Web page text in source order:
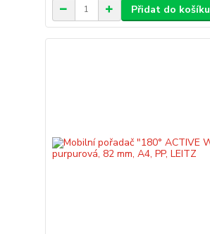
Přidat do košíku